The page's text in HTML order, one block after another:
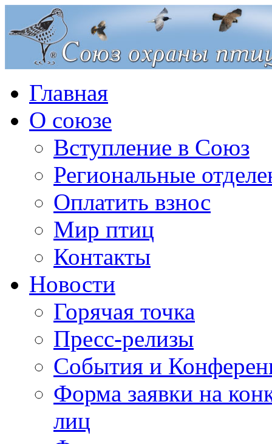
Главная
О союзе
Вступление в Союз
Региональные
Оплатить взнос
Мир птиц
Контакты
Новости
Горячая точка
Пресс-релизы
События и
Форма заявки на
лиц